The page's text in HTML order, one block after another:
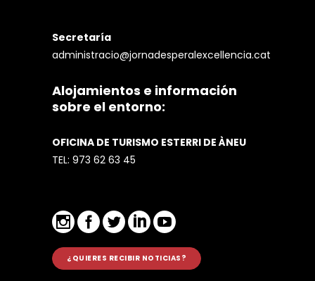
Secretaría
administracio@jornadesperalexcellencia.cat
Alojamientos e información
sobre el entorno:
OFICINA DE TURISMO ESTERRI DE ÀNEU
TEL: 973 62 63 45
¿QUIERES RECIBIR NOTICIAS?